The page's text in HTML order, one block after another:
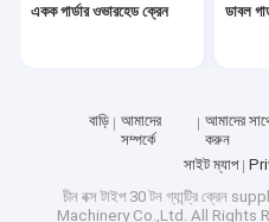
একক গার্ডার ওভারহেড ক্রেন ডাবল
বাড়ি
আমাদের
সম্পর্কে
আমাদের
করুন
সাইট ম্যাপ
চীন বক্স টাইপ 30 টন গ্যান্ট্রি ক্রেন
Machinery Co.,Ltd. All Rights